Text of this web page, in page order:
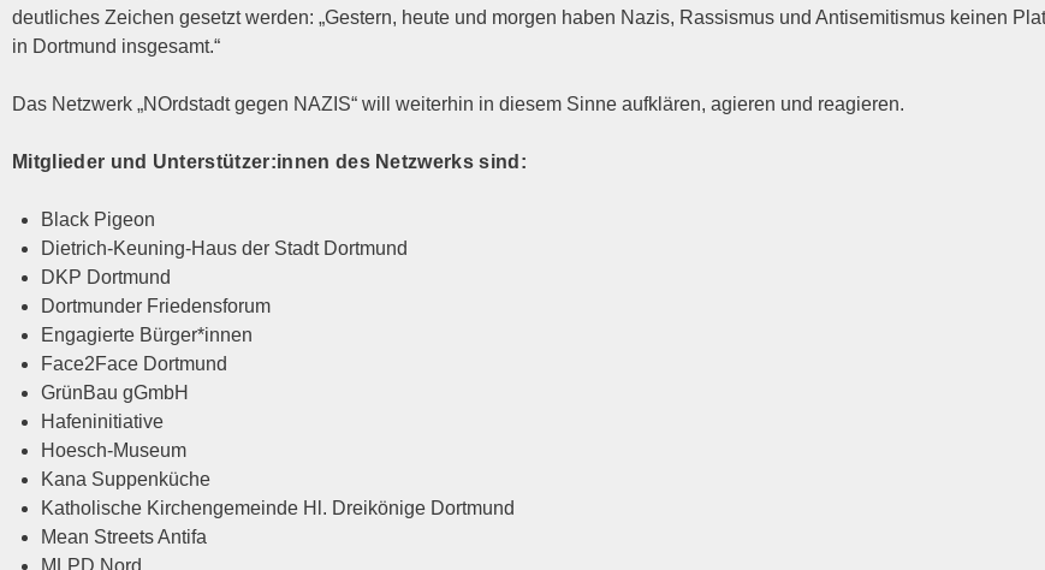
deut­li­ches Zei­chen gesetzt wer­den: „Ges­tern, heu­te und mor­gen haben Nazis, Ras­sis­mus und Anti­se­mi­tis­mus kei­nen
in Dort­mund insgesamt.“
Das Netz­werk „NOrd­stadt gegen NAZIS“ will wei­ter­hin in die­sem Sin­ne auf­klä­ren, agie­ren und reagieren.
Mit­glie­der und Unterstützer:innen des Netz­werks sind:
Black Pige­on
Diet­rich-Keu­ning-Haus der Stadt Dortmund
DKP Dort­mund
Dort­mun­der Friedensforum
Enga­gier­te Bürger*innen
Face2Face Dort­mund
Grün­Bau gGmbH
Hafen­in­itia­ti­ve
Hoesch-Muse­um
Kana Sup­pen­kü­che
Katho­li­sche Kir­chen­ge­mein­de Hl. Drei­kö­ni­ge Dortmund
Mean Streets Antifa
MLPD Nord